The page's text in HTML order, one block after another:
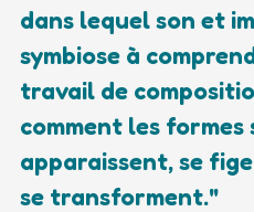
dans lequel son et
symbiose à
travail de
comment les formes
apparaissent, se
se transforment."